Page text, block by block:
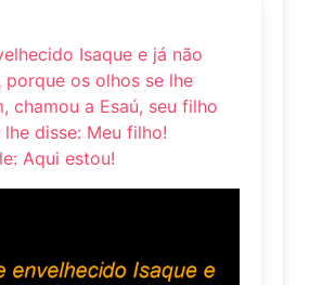
Isaque e já não
porque os olhos se lhe
chamou a Esaú, seu filho
disse: Meu filho!
Aqui estou!